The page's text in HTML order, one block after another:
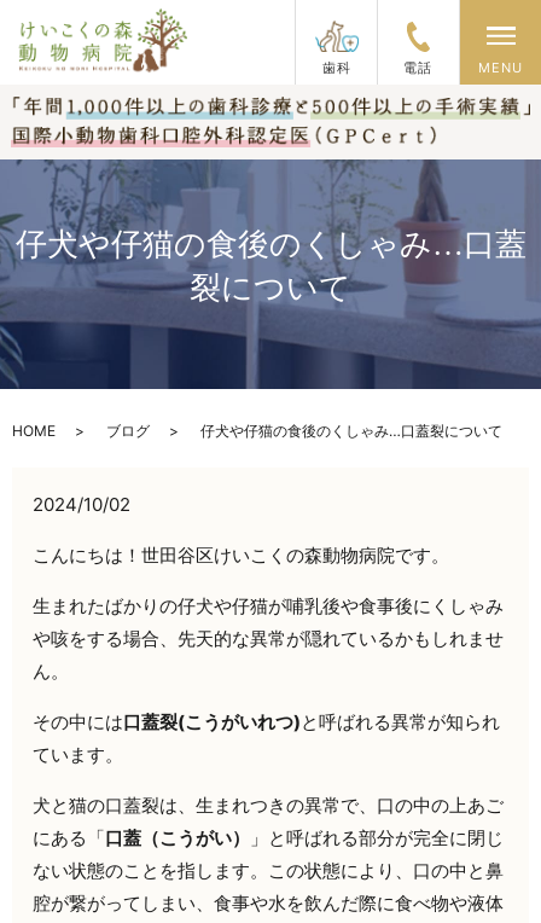
歯科 電話
メ
MENU
仔犬や仔猫の食後のくしゃみ…口蓋
裂について
HOME ブログ 仔犬や仔猫の食後のくしゃみ…口蓋裂について
2024/10/02
こんにちは！世田谷区けいこくの森動物病院です。
生まれたばかりの仔犬や仔猫が哺乳後や食事後にくしゃみ
や咳をする場合、先天的な異常が隠れているかもしれませ
ん。
その中には口蓋裂(こうがいれつ)と呼ばれる異常が知られ
ています。
犬と猫の口蓋裂は、生まれつきの異常で、口の中の上あご
にある「口蓋（こうがい）
」と呼ばれる部分が完全に閉じ
ない状態のことを指します。この状態により、口の中と鼻
腔が繋がってしまい、食事や水を飲んだ際に食べ物や液体